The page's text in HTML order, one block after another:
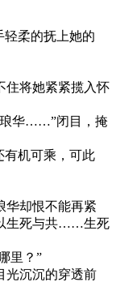
柔的抚上她的
将她紧紧揽入怀
华……”闭目，掩
机可乘，可此
却恨不能再紧
生死与共……生死
里？”
沉沉的穿透前